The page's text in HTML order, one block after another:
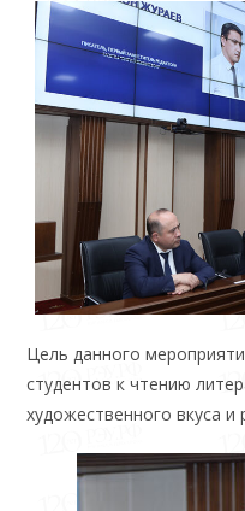
Цель данного
студентов к чтению
художественного вкуса